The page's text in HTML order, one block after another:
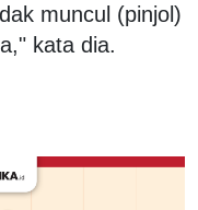
muncul (pinjol)
kata dia.